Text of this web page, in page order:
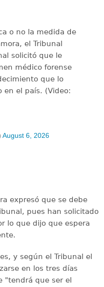
o no la medida de
el Tribunal
solicitó que le
médico forense
que lo
en el país. (Video:
August 6, 2026
expresó que se debe
pues han solicitado
lo que dijo que espera
y según el Tribunal el
en los tres días
"tendrá que ser el